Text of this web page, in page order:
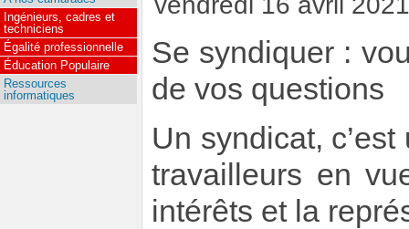
Se syndiquer :
de vos questions
Un syndicat,
travailleurs en
intérêts et la
Ingénieurs, cadres et
techniciens
Égalité professionnelle
Éducation Populaire
Ressources
informatiques